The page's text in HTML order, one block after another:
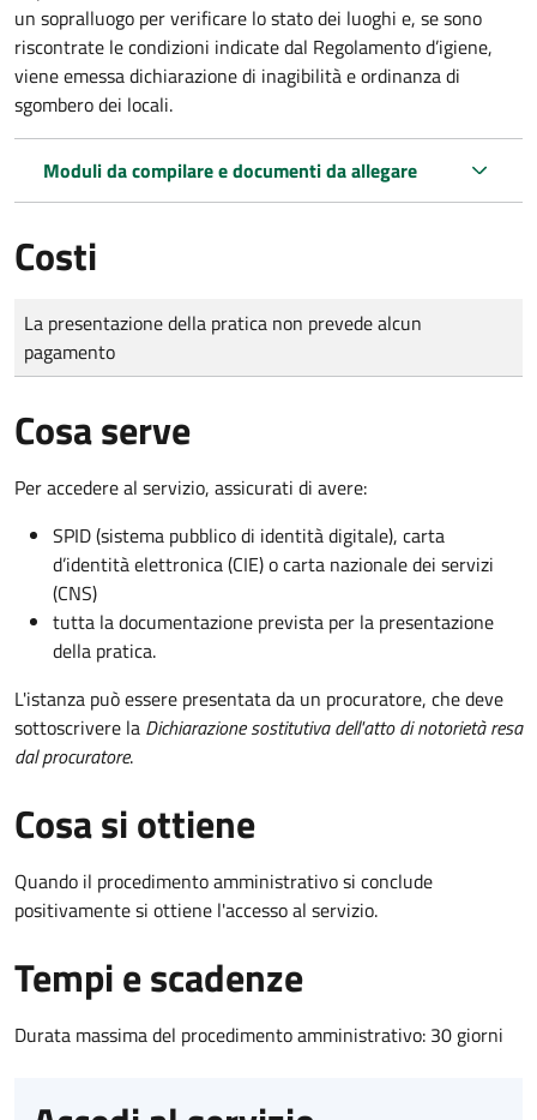
un sopralluogo per verificare lo stato dei luoghi e, se sono
riscontrate le condizioni indicate dal Regolamento d’igiene,
viene emessa dichiarazione di inagibilità e ordinanza di
sgombero dei locali.
Moduli da compilare e documenti da allegare
Costi
Tipo di pagamento
Importo
La presentazione della pratica non prevede alcun
pagamento
Cosa serve
Per accedere al servizio, assicurati di avere:
SPID (sistema pubblico di identità digitale), carta
d’identità elettronica (CIE) o carta nazionale dei servizi
(CNS)
tutta la documentazione prevista per la presentazione
della pratica.
L'istanza può essere presentata da un procuratore, che deve
sottoscrivere la Dichiarazione sostitutiva dell'atto di notorietà resa
dal procuratore.
Cosa si ottiene
Quando il procedimento amministrativo si conclude
positivamente si ottiene l'accesso al servizio.
Tempi e scadenze
Durata massima del procedimento amministrativo: 30 giorni